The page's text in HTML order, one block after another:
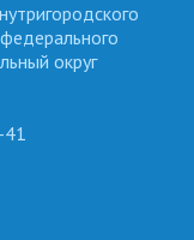
округ
41